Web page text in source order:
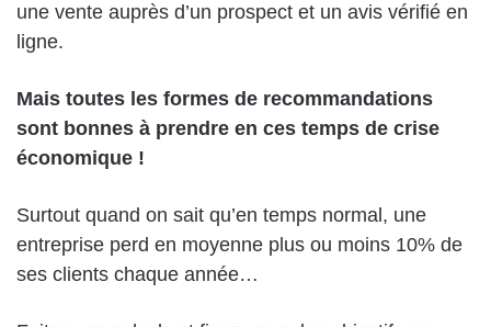
une vente auprès d’un prospect et un avis vérifié en
ligne.
Mais toutes les formes de recommandations
sont bonnes à prendre en ces temps de crise
économique !
Surtout quand on sait qu’en temps normal, une
entreprise perd en moyenne plus ou moins 10% de
ses clients chaque année…